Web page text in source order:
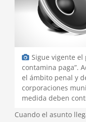
Sigue vigente
contamina paga”.
el ámbito penal y
corporaciones
medida deben
Cuando el asunto